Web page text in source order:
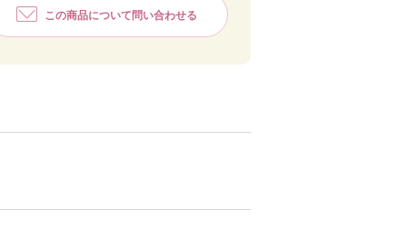
この商品について問い合わせる